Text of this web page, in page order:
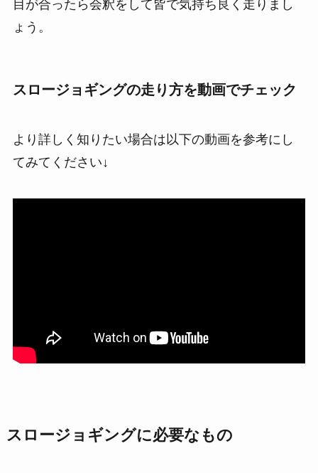
目が合ったら会釈をして皆で気持ち良く走りまし
ょう。
スロージョギングの走り方を動画でチェック
より詳しく知りたい場合は以下の動画を参考にし
てみてください↓
スロージョギングに必要なもの